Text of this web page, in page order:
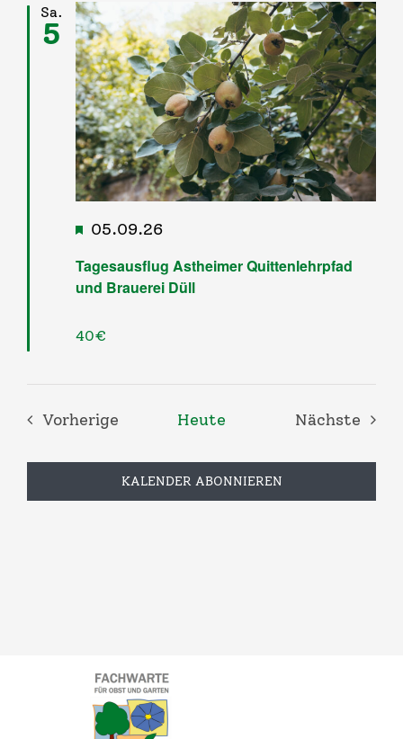
Infos & Links
Kontakt
Sa.
5
Tagesausflug Astheimer Quittenlehrpfad
und Brauerei Düll
Hervorgehoben
05.09.26
40€
Vorherige
Heute
Nächste
KALENDER ABONNIEREN